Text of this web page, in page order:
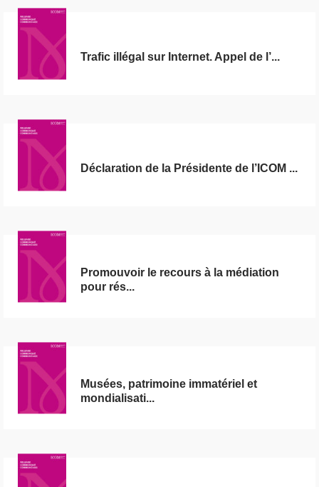
Trafic illégal sur Internet. Appel de l’...
Déclaration de la Présidente de l’ICOM ...
Promouvoir le recours à la médiation
pour rés...
Musées, patrimoine immatériel et
mondialisati...